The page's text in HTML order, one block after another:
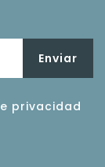
privacidad